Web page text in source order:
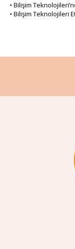
• Bilişim
• Bilişim Teknolojileri